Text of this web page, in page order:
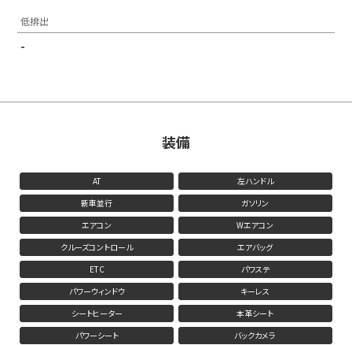
低排出
-
装備
AT
左ハンドル
新車並行
ガソリン
エアコン
Wエアコン
クルーズコントロール
エアバッグ
ETC
パワステ
パワーウィンドウ
キーレス
シートヒーター
本革シート
パワーシート
バックカメラ